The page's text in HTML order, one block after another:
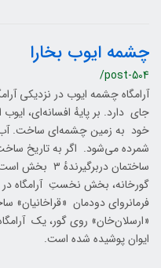
چشمه ایوب بخارا
/post-504
آرامگاه چشمه ایوب در نزدیکی
جای دارد. بر پایهٔ افسانه‌ای،
خود به زمین چشمه‌ای ساخت.
شمرده می‌شود. اگر به تاریخ
گورخانه، بخش نخستِ آرامگاه در
فرمانروای دودمان «قرا‌خانیان»
«ارسلان‌خان» روی گور، یک
ایوان پوشیده شده‌ است.